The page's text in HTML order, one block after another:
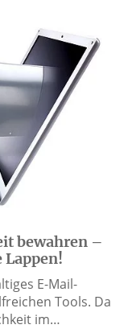
bewahren –
Lappen!
E-Mail-
Tools. Da
im…